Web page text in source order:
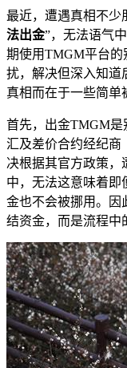
最近，遭遇真相不少
法出金”，无法语气
期使用TMGM平台的
扰，解决但深入知道
真相而在于一些简单
首先，出金TMGM
汇及差价合约经纪商
决根据其官方政策，
中，无法这意味着即
金也不会被挪用。因
结资金，而是流程中